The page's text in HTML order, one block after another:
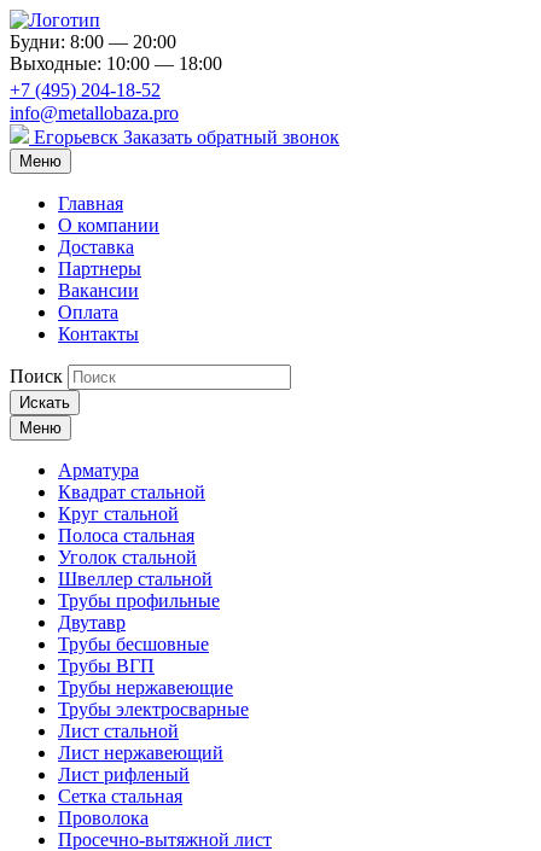
Будни: 8:00 — 20:00
Выходные: 10:00 — 18:00
+7 (495) 204-18-52
info@metallobaza.pro
Егорьевск Заказать обратный звонок
Меню
Главная
О компании
Доставка
Партнеры
Вакансии
Оплата
Контакты
Поиск
Искать
Меню
Арматура
Квадрат стальной
Круг стальной
Полоса стальная
Уголок стальной
Швеллер стальной
Трубы профильные
Двутавр
Трубы бесшовные
Трубы ВГП
Трубы нержавеющие
Трубы электросварные
Лист стальной
Лист нержавеющий
Лист рифленый
Сетка стальная
Проволока
Просечно-вытяжной лист